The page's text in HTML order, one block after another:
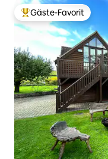
Beliebter Gäste-Favorit.
Gäste-Favorit